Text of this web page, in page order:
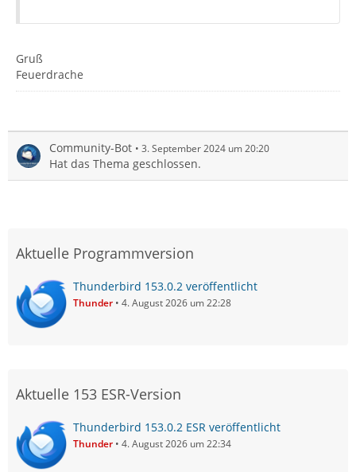
Gruß
Feuerdrache
Community-Bot 3. September 2024 um 20:20
Hat das Thema geschlossen.
Aktuelle Programmversion
Thunderbird 153.0.2 veröffentlicht
Thunder 4. August 2026 um 22:28
Aktuelle 153 ESR-Version
Thunderbird 153.0.2 ESR veröffentlicht
Thunder 4. August 2026 um 22:34